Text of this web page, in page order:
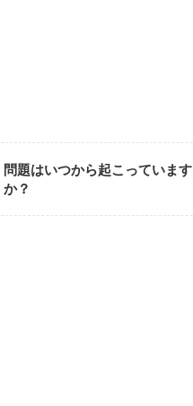
問題はいつから起こっています
か？